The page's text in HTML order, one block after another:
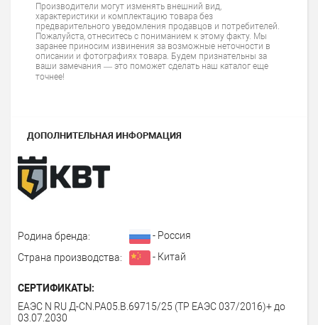
Производители могут изменять внешний вид,
характеристики и комплектацию товара без
предварительного уведомления продавцов и потребителей.
Пожалуйста, отнеситесь с пониманием к этому факту. Мы
заранее приносим извинения за возможные неточности в
описании и фотографиях товара. Будем признательны за
ваши замечания — это поможет сделать наш каталог еще
точнее!
ДОПОЛНИТЕЛЬНАЯ ИНФОРМАЦИЯ
Родина бренда:
- Россия
Страна производства:
- Китай
СЕРТИФИКАТЫ:
ЕАЭС N RU Д-CN.PA05.B.69715/25 (ТР ЕАЭС 037/2016)+ до
03.07.2030